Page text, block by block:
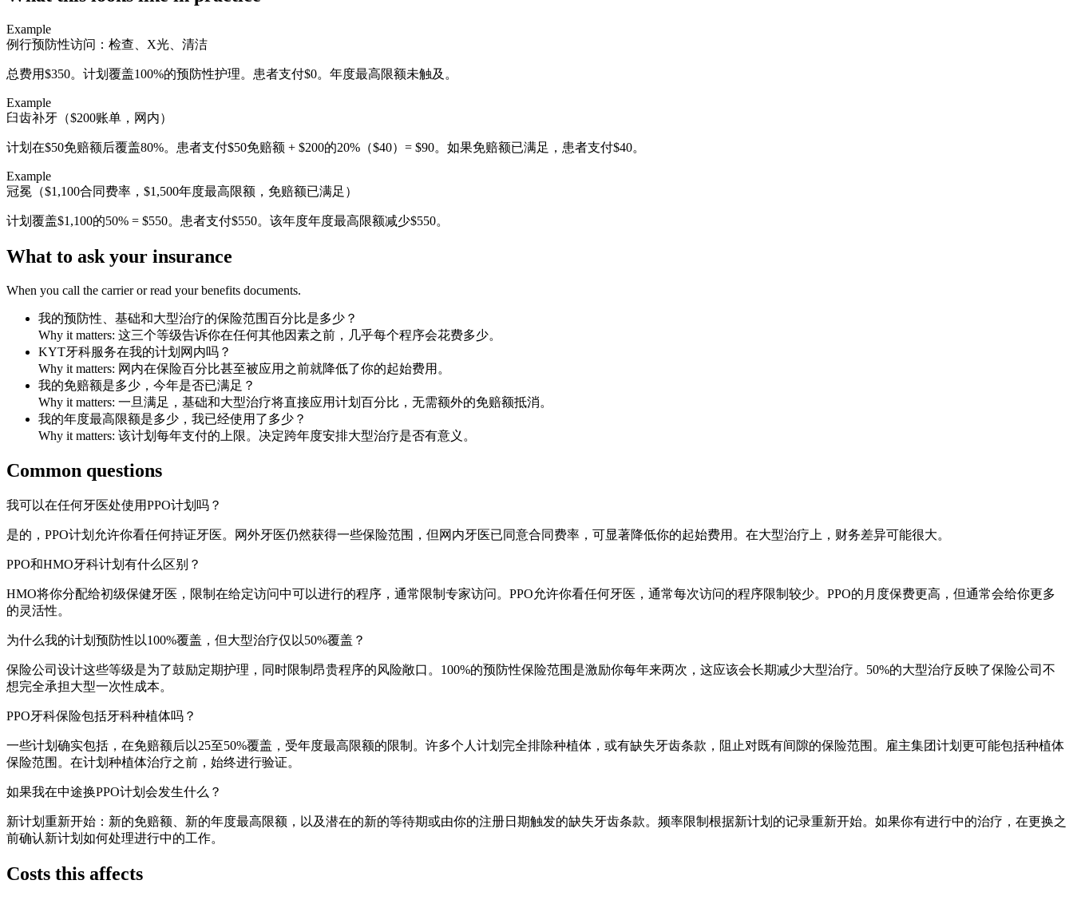
Example
例行预防性访问：检查、X光、清洁
总费用$350。计划覆盖100%的预防性护理。患者支付$0。年度最高限额未触及。
Example
臼齿补牙（$200账单，网内）
计划在$50免赔额后覆盖80%。患者支付$50免赔额 + $200的20%（$40）= $90。如果免赔额已满足，患者支付$40。
Example
冠冕（$1,100合同费率，$1,500年度最高限额，免赔额已满足）
计划覆盖$1,100的50% = $550。患者支付$550。该年度年度最高限额减少$550。
What to ask your insurance
When you call the carrier or read your benefits documents.
我的预防性、基础和大型治疗的保险范围百分比是多少？
Why it matters: 这三个等级告诉你在任何其他因素之前，几乎每个程序会花费多少。
KYT牙科服务在我的计划网内吗？
Why it matters: 网内在保险百分比甚至被应用之前就降低了你的起始费用。
我的免赔额是多少，今年是否已满足？
Why it matters: 一旦满足，基础和大型治疗将直接应用计划百分比，无需额外的免赔额抵消。
我的年度最高限额是多少，我已经使用了多少？
Why it matters: 该计划每年支付的上限。决定跨年度安排大型治疗是否有意义。
Common questions
我可以在任何牙医处使用PPO计划吗？
是的，PPO计划允许你看任何持证牙医。网外牙医仍然获得一些保险范围，但网内牙医已同意合同费率，可显著降低你的起始费用。在大型治疗上，财务差异可能很大。
PPO和HMO牙科计划有什么区别？
HMO将你分配给初级保健牙医，限制在给定访问中可以进行的程序，通常限制专家访问。PPO允许你看任何牙医，通常每次访问的程序限制较少。PPO的月度保费更高，但通常会给你更多
的灵活性。
为什么我的计划预防性以100%覆盖，但大型治疗仅以50%覆盖？
保险公司设计这些等级是为了鼓励定期护理，同时限制昂贵程序的风险敞口。100%的预防性保险范围是激励你每年来两次，这应该会长期减少大型治疗。50%的大型治疗反映了保险公司不
想完全承担大型一次性成本。
PPO牙科保险包括牙科种植体吗？
一些计划确实包括，在免赔额后以25至50%覆盖，受年度最高限额的限制。许多个人计划完全排除种植体，或有缺失牙齿条款，阻止对既有间隙的保险范围。雇主集团计划更可能包括种植体
保险范围。在计划种植体治疗之前，始终进行验证。
如果我在中途换PPO计划会发生什么？
新计划重新开始：新的免赔额、新的年度最高限额，以及潜在的新的等待期或由你的注册日期触发的缺失牙齿条款。频率限制根据新计划的记录重新开始。如果你有进行中的治疗，在更换之
前确认新计划如何处理进行中的工作。
Costs this affects